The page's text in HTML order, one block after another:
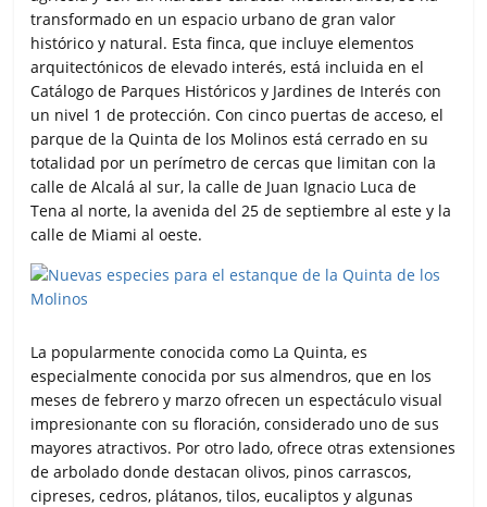
transformado en un espacio urbano de gran valor
histórico y natural. Esta finca, que incluye elementos
arquitectónicos de elevado interés, está incluida en el
Catálogo de Parques Históricos y Jardines de Interés con
un nivel 1 de protección. Con cinco puertas de acceso, el
parque de la Quinta de los Molinos está cerrado en su
totalidad por un perímetro de cercas que limitan con la
calle de Alcalá al sur, la calle de Juan Ignacio Luca de
Tena al norte, la avenida del 25 de septiembre al este y la
calle de Miami al oeste.
La popularmente conocida como La Quinta, es
especialmente conocida por sus almendros, que en los
meses de febrero y marzo ofrecen un espectáculo visual
impresionante con su floración, considerado uno de sus
mayores atractivos. Por otro lado, ofrece otras extensiones
de arbolado donde destacan olivos, pinos carrascos,
cipreses, cedros, plátanos, tilos, eucaliptos y algunas